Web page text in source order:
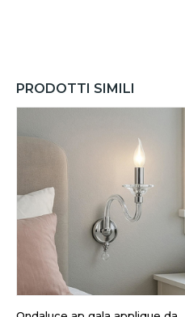
PRODOTTI SIMILI